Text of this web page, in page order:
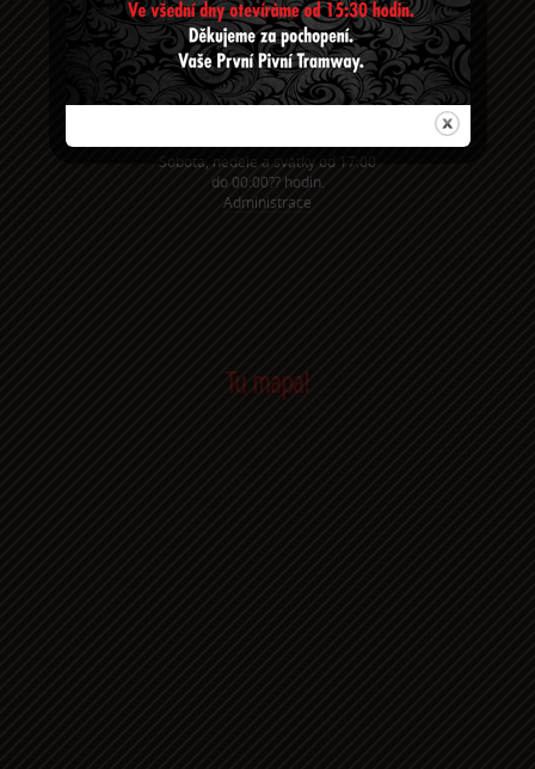
Bejčkovo náměstí
Telefon: +420 27 27 65 68 3
Email:
PrvniPivniTramway@seznam.cz
Otevírací doba:
Sobota, neděle a svátky od 17:00
do 00:00?? hodin.
Administrace
Tu mapa!